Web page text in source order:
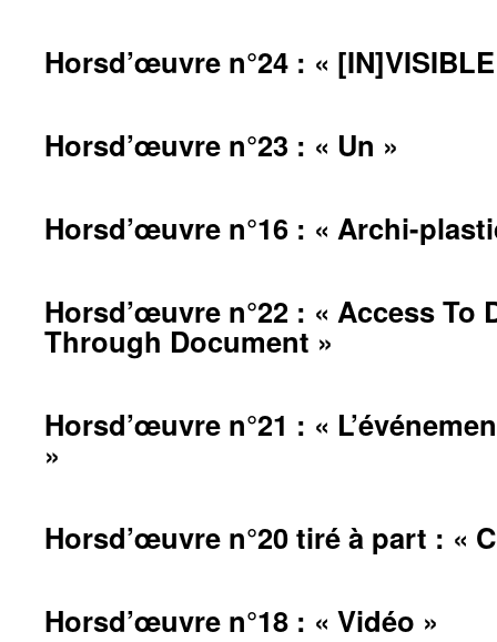
Horsd’œuvre n°24 : «
Horsd’œuvre n°23 : « Un »
Horsd’œuvre n°16 : « Archi-
Horsd’œuvre n°22 : « Access To
Through Document »
Horsd’œuvre n°21 : «
»
Horsd’œuvre n°20 tiré à part : «
Horsd’œuvre n°18 : « Vidéo »